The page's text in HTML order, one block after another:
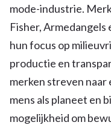
mode-industrie.
Fisher, Armedangels
hun focus op
productie en
merken streven naar
mens als planeet en
mogelijkheid om